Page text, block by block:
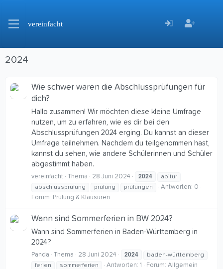
vereinfacht
2024
Wie schwer waren die Abschlussprüfungen für
dich?
Hallo zusammen! Wir möchten diese kleine Umfrage
nutzen, um zu erfahren, wie es dir bei den
Abschlussprüfungen 2024 erging. Du kannst an dieser
Umfrage teilnehmen. Nachdem du teilgenommen hast,
kannst du sehen, wie andere Schülerinnen und Schüler
abgestimmt haben.
vereinfacht Thema 28 Juni 2024 2024
abitur
abschlussprüfung
prüfung prüfungen
Antworten: 0
Forum: Prüfung & Klausuren
Wann sind Sommerferien in BW 2024?
Wann sind Sommerferien in Baden-Württemberg in
2024?
Panda Thema 28 Juni 2024 2024
baden-württemberg
ferien
sommerferien Antworten: 1 Forum: Allgemein